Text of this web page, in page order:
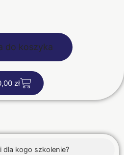
do koszyka
złC
a
r
dla kogo szkolenie?